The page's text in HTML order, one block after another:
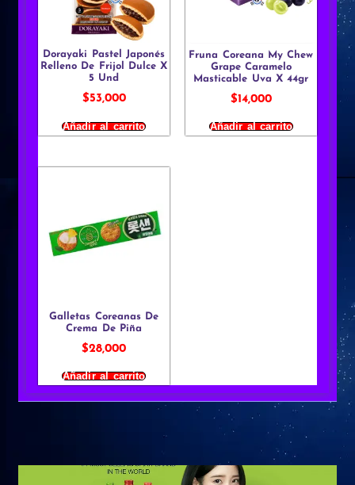
Dorayaki Pastel Japonés
Relleno De Frijol Dulce X
5 Und
$53,000
Añadir al carrito
Fruna Coreana My Chew
Grape Caramelo
Masticable Uva X 44gr
$14,000
Añadir al carrito
Galletas Coreanas De
Crema De Piña
$28,000
Añadir al carrito